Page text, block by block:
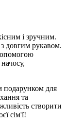
і зручним.
довгим рукавом.
подарунком для
та
створити
сім'ї!